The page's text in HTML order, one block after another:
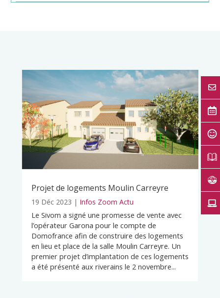
Projet de logements Moulin Carreyre
19 Déc 2023 | Infos Zoom Actu
Le Sivom a signé une promesse de vente avec
l’opérateur Garona pour le compte de
Domofrance afin de construire des logements
en lieu et place de la salle Moulin Carreyre. Un
premier projet d’implantation de ces logements
a été présenté aux riverains le 2 novembre...